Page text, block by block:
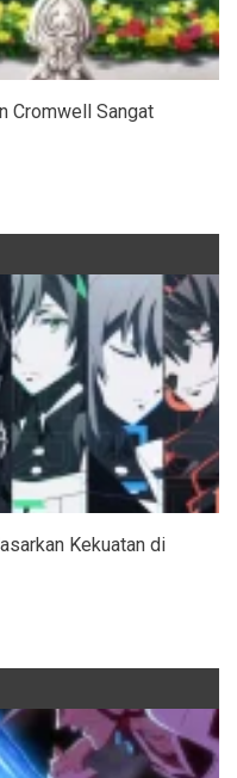
Cromwell Sangat
Kekuatan di